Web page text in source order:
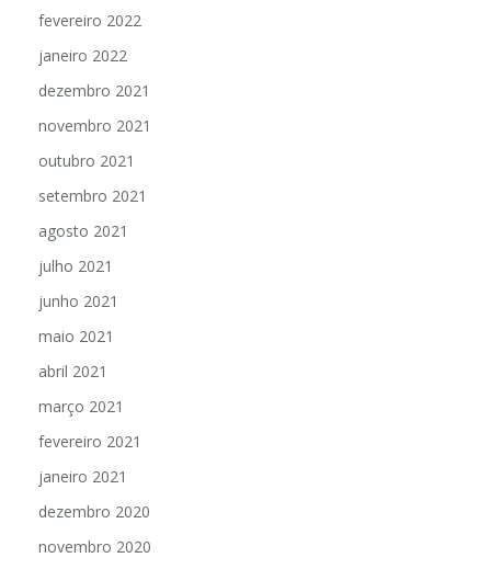
fevereiro 2022
janeiro 2022
dezembro 2021
novembro 2021
outubro 2021
setembro 2021
agosto 2021
julho 2021
junho 2021
maio 2021
abril 2021
março 2021
fevereiro 2021
janeiro 2021
dezembro 2020
novembro 2020